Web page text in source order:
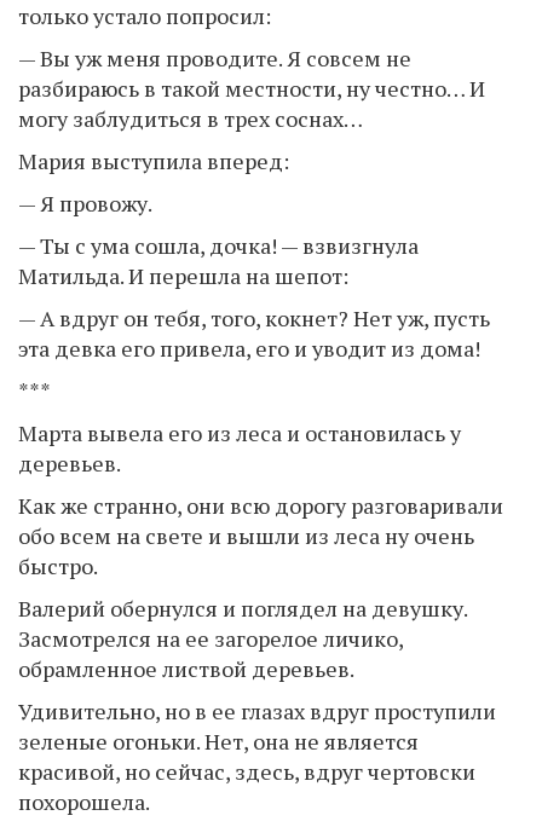
только устало попросил:
— Вы уж меня проводите. Я совсем не
разбираюсь в такой местности, ну честно… И
могу заблудиться в трех соснах…
Мария выступила вперед:
— Я провожу.
— Ты с ума сошла, дочка! — взвизгнула
Матильда. И перешла на шепот:
— А вдруг он тебя, того, кокнет? Нет уж, пусть
эта девка его привела, его и уводит из дома!
***
Марта вывела его из леса и остановилась у
деревьев.
Как же странно, они всю дорогу разговаривали
обо всем на свете и вышли из леса ну очень
быстро.
Валерий обернулся и поглядел на девушку.
Засмотрелся на ее загорелое личико,
обрамленное листвой деревьев.
Удивительно, но в ее глазах вдруг проступили
зеленые огоньки. Нет, она не является
красивой, но сейчас, здесь, вдруг чертовски
похорошела.